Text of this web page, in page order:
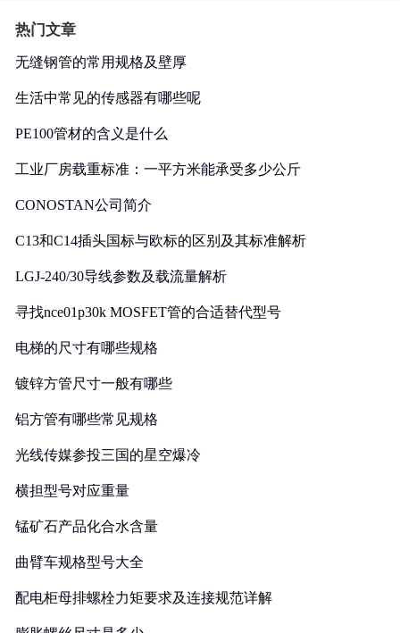
热门文章
无缝钢管的常用规格及壁厚
生活中常见的传感器有哪些呢
PE100管材的含义是什么
工业厂房载重标准：一平方米能承受多少公斤
CONOSTAN公司简介
C13和C14插头国标与欧标的区别及其标准解析
LGJ-240/30导线参数及载流量解析
寻找nce01p30k MOSFET管的合适替代型号
电梯的尺寸有哪些规格
镀锌方管尺寸一般有哪些
铝方管有哪些常见规格
光线传媒参投三国的星空爆冷
横担型号对应重量
锰矿石产品化合水含量
曲臂车规格型号大全
配电柜母排螺栓力矩要求及连接规范详解